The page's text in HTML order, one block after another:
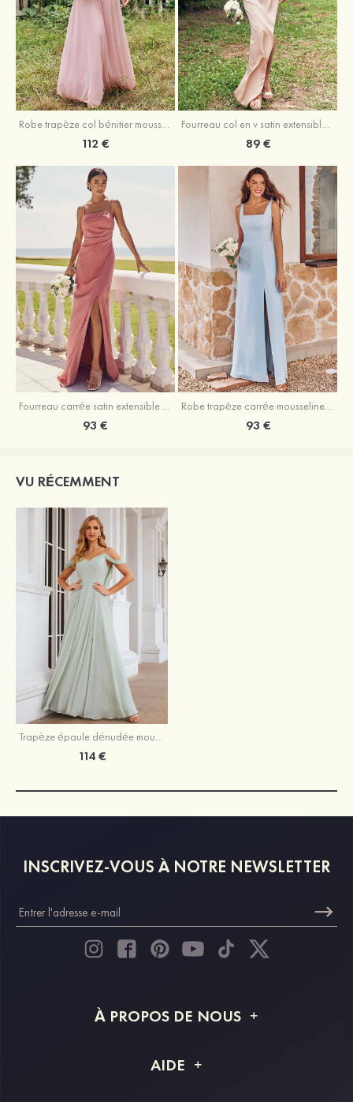
Robe trapèze col bénitier mousseline ras du sol robe de demoiselle d'honneur
112 €
Fourreau col en v satin extensible asymétrique robe de demoiselle d'honneur
89 €
93 € 93 €
VU RÉCEMMENT
Trapèze épaule dénudée mousseline ras du sol robe de demoiselle d'honneur avec plissé
114 €
INSCRIVEZ-VOUS À NOTRE NEWSLETTER
À PROPOS DE NOUS
Livraison
AIDE